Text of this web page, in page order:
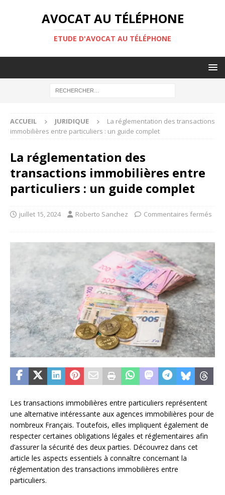
AVOCAT AU TÉLÉPHONE
ETUDE D'AVOCAT AU TÉLÉPHONE
ACCUEIL JURIDIQUE
La réglementation des transactions
immobilières entre particuliers : un guide complet
La réglementation des
transactions immobilières entre
particuliers : un guide complet
juillet 15, 2024 Roberto Sanchez Commentaires fermés
Les transactions immobilières entre particuliers représentent
une alternative intéressante aux agences immobilières pour de
nombreux Français. Toutefois, elles impliquent également de
respecter certaines obligations légales et réglementaires afin
d’assurer la sécurité des deux parties. Découvrez dans cet
article les aspects essentiels à connaître concernant la
réglementation des transactions immobilières entre
particuliers.